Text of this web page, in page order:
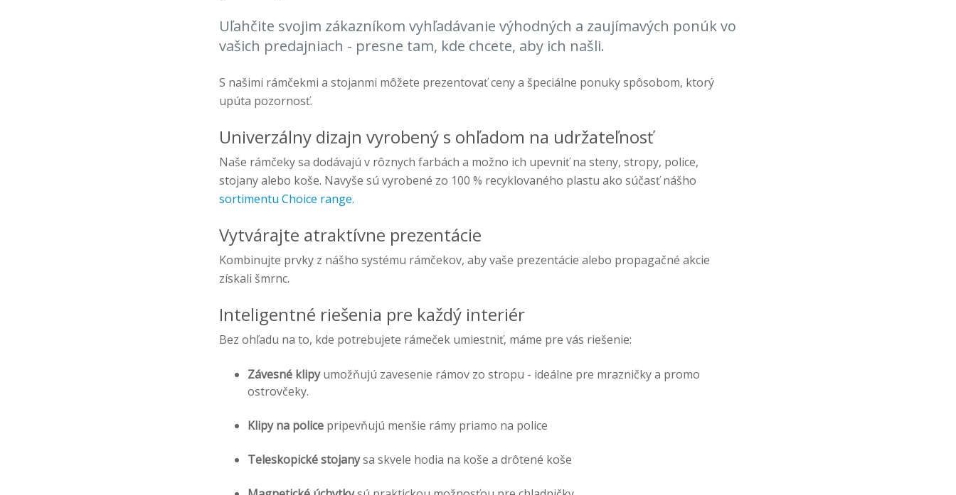
Uľahčite svojim zákazníkom vyhľadávanie výhodných a zaujímavých ponúk vo
vašich predajniach - presne tam, kde chcete, aby ich našli.
S našimi rámčekmi a stojanmi môžete prezentovať ceny a špeciálne ponuky spôsobom, ktorý
upúta pozornosť.
Univerzálny dizajn vyrobený s ohľadom na udržateľnosť
Naše rámčeky sa dodávajú v rôznych farbách a možno ich upevniť na steny, stropy, police,
stojany alebo koše. Navyše sú vyrobené zo 100 % recyklovaného plastu ako súčasť nášho
sortimentu Choice range.
Vytvárajte atraktívne prezentácie
Kombinujte prvky z nášho systému rámčekov, aby vaše prezentácie alebo propagačné akcie
získali šmrnc.
Inteligentné riešenia pre každý interiér
Bez ohľadu na to, kde potrebujete rámeček umiestniť, máme pre vás riešenie:
Závesné klipyumožňujú zavesenie rámov zo stropu - ideálne pre mrazničky a promo
ostrovčeky.
Klipy na policepripevňujú menšie rámy priamo na police
Teleskopické stojanysa skvele hodia na koše a drôtené koše